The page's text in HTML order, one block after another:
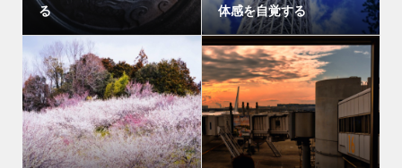
る
体感を自覚する